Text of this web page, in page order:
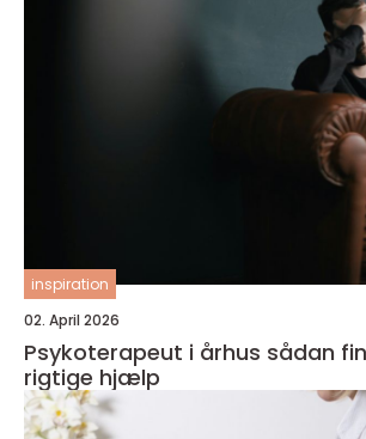
inspiration
02. April 2026
Psykoterapeut i århus sådan finder du den
rigtige hjælp